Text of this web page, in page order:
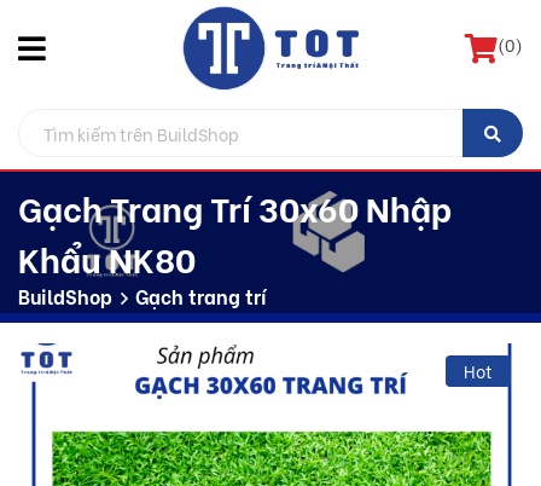
(0)
Gạch Trang Trí 30x60 Nhập
Khẩu NK80
BuildShop Gạch trang trí
Hot